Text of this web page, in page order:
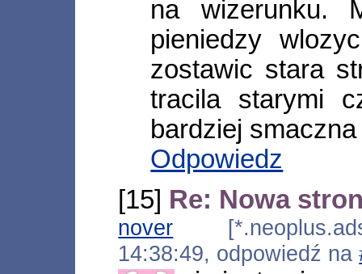
na wizerunku.
pieniedzy
zostawic stara
tracila starymi
bardziej
Odpowiedz
[15] Re: Nowa
nover
14:38:49, odpowiedź na